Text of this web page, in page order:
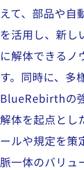
えて、部品や自
を活用し、新し
に解体できるノ
す。同時に、多
BlueRebirthの
解体を起点とし
ールや規定を策
脈一体のバリュ